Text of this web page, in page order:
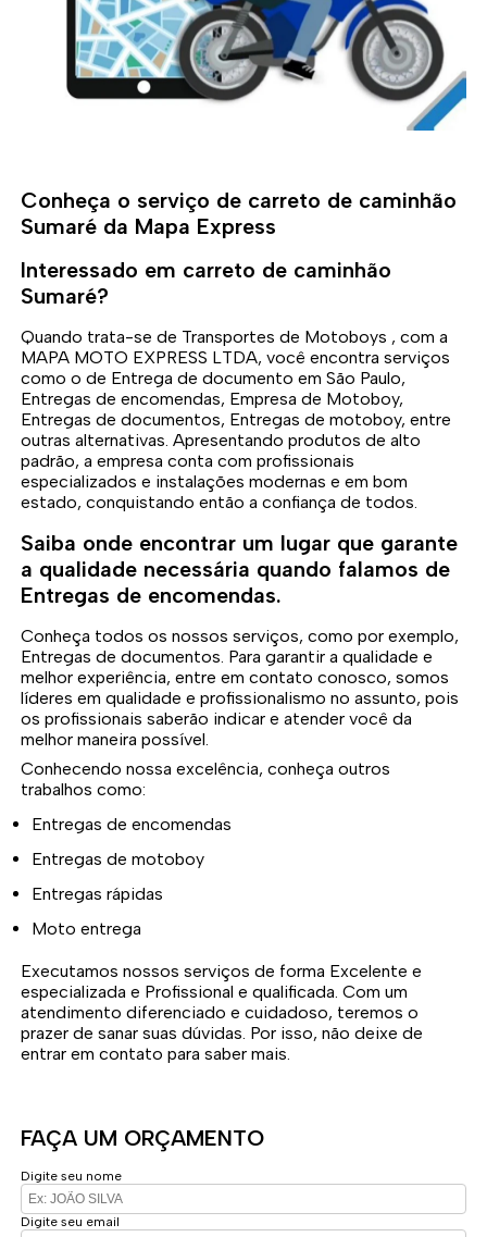
Conheça o serviço de carreto de caminhão
Sumaré da Mapa Express
Interessado em carreto de caminhão
Sumaré?
Quando trata-se de Transportes de Motoboys , com a
MAPA MOTO EXPRESS LTDA, você encontra serviços
como o de Entrega de documento em São Paulo,
Entregas de encomendas, Empresa de Motoboy,
Entregas de documentos, Entregas de motoboy, entre
outras alternativas. Apresentando produtos de alto
padrão, a empresa conta com profissionais
especializados e instalações modernas e em bom
estado, conquistando então a confiança de todos.
Saiba onde encontrar um lugar que garante
a qualidade necessária quando falamos de
Entregas de encomendas.
Conheça todos os nossos serviços, como por exemplo,
Entregas de documentos. Para garantir a qualidade e
melhor experiência, entre em contato conosco, somos
líderes em qualidade e profissionalismo no assunto, pois
os profissionais saberão indicar e atender você da
melhor maneira possível.
Conhecendo nossa excelência, conheça outros
trabalhos como:
Entregas de encomendas
Entregas de motoboy
Entregas rápidas
Moto entrega
Executamos nossos serviços de forma Excelente e
especializada e Profissional e qualificada. Com um
atendimento diferenciado e cuidadoso, teremos o
prazer de sanar suas dúvidas. Por isso, não deixe de
entrar em contato para saber mais.
FAÇA UM ORÇAMENTO
Digite seu nome
Digite seu email